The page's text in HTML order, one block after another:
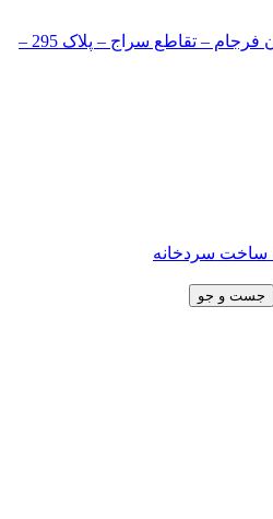
تهران – میدان رسالت – خیابان فرجام – تقاطع سراج – پلاک 295 –
سردخانه
جست و جو